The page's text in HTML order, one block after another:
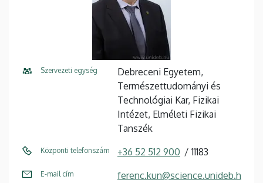
Szervezeti egység
Debreceni Egyetem,
Természettudományi és
Technológiai Kar, Fizikai
Intézet, Elméleti Fizikai
Tanszék
Központi telefonszám +36 52 512 900 11183
E-mail cím
ferenc.kun@science.unideb.h